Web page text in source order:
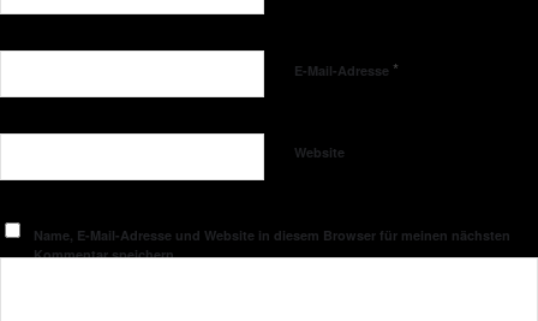
E-Mail-Adresse *
Website
Name, E-Mail-Adresse und Website in diesem Browser für meinen nächsten
Kommentar speichern.